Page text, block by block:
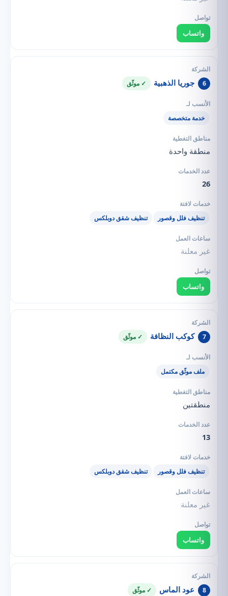
واتساب
6 جوريا الذهبية ✓ موثّق
خدمة متخصصة
منطقة واحدة
26
تنظيف فلل وقصور تنظيف شقق دوبلكس
غير معلنة
واتساب
7 كوكب النظافة ✓ موثّق
ملف موثّق مكتمل
منطقتين
13
تنظيف فلل وقصور تنظيف شقق دوبلكس
غير معلنة
واتساب
8 عود الماس ✓ موثّق